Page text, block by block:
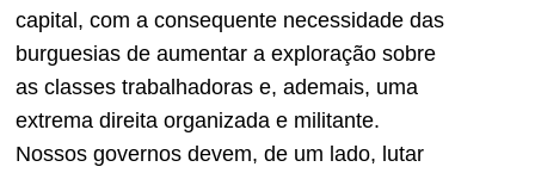
capital, com a consequente necessidade das
burguesias de aumentar a exploração sobre
as classes trabalhadoras e, ademais, uma
extrema direita organizada e militante.
Nossos governos devem, de um lado, lutar